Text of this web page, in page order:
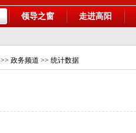
领导之窗 走进高阳
>> 政务频道 >> 统计数据